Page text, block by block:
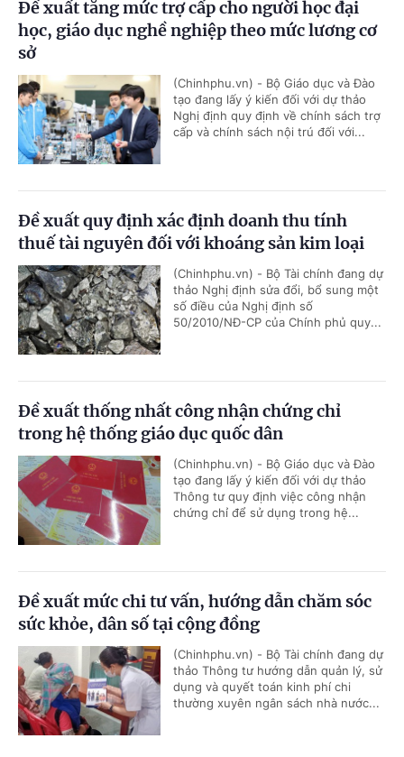
Đề xuất tăng mức trợ cấp cho người học đại
học, giáo dục nghề nghiệp theo mức lương cơ
sở
(Chinhphu.vn) - Bộ Giáo dục và Đào
tạo đang lấy ý kiến đối với dự thảo
Nghị định quy định về chính sách trợ
cấp và chính sách nội trú đối với...
Đề xuất quy định xác định doanh thu tính
thuế tài nguyên đối với khoáng sản kim loại
(Chinhphu.vn) - Bộ Tài chính đang dự
thảo Nghị định sửa đổi, bổ sung một
số điều của Nghị định số
50/2010/NĐ-CP của Chính phủ quy...
Đề xuất thống nhất công nhận chứng chỉ
trong hệ thống giáo dục quốc dân
(Chinhphu.vn) - Bộ Giáo dục và Đào
tạo đang lấy ý kiến đối với dự thảo
Thông tư quy định việc công nhận
chứng chỉ để sử dụng trong hệ...
Đề xuất mức chi tư vấn, hướng dẫn chăm sóc
sức khỏe, dân số tại cộng đồng
(Chinhphu.vn) - Bộ Tài chính đang dự
thảo Thông tư hướng dẫn quản lý, sử
dụng và quyết toán kinh phí chi
thường xuyên ngân sách nhà nước...